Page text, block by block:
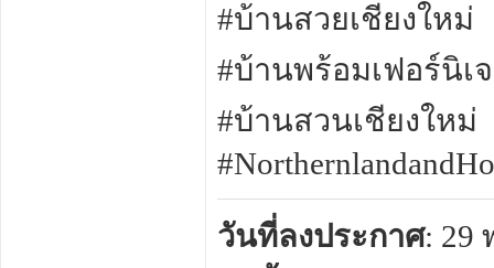
#บ้านสวยเชียงใหม่
#บ้านพร้อมเฟอร์นิเ
#บ้านสวนเชียงใหม่
วันที่ลงประกาศ: 29